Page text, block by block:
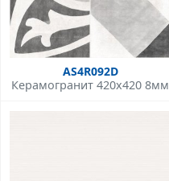
AS4R092D
Керамогранит 420x420 8мм